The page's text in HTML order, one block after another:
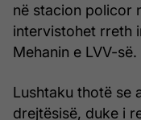
në stacion policor
intervistohet rreth
Mehanin e LVV-së.
Lushtaku thotë se
drejtësisë, duke i